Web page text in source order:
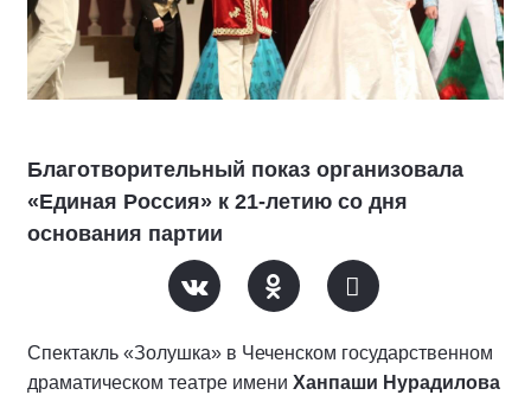
Благотворительный показ организовала
«Единая Россия» к 21-летию со дня
основания партии
Спектакль «Золушка» в Чеченском государственном
драматическом театре имени Ханпаши Нурадилова